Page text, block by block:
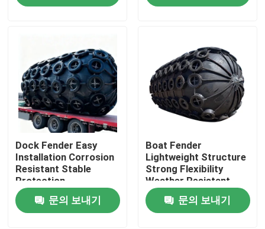
비디오
우리 에 관한 것
공장 투어
품질 관리
Dock Fender Easy
Installation Corrosion
Resistant Stable
Protection
문의 보내기
Boat Fender
Lightweight Structure
Strong Flexibility
Weather Resistant
문의 보내기